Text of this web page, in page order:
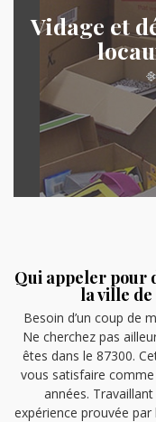
Vidage et
Qui appeler pour
la ville de
Besoin d’un coup de
Ne cherchez pas
êtes dans le 87300.
vous satisfaire
années.
expérience prouvée par